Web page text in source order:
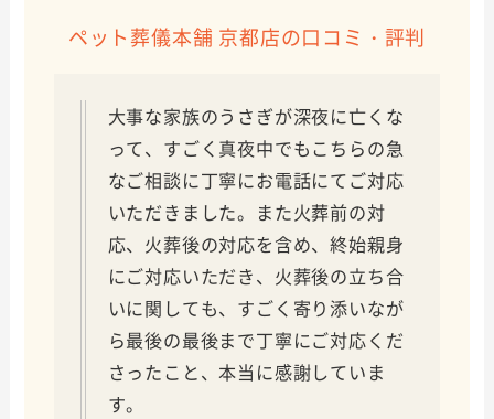
ペット葬儀本舗 京都店の口コミ・評判
大事な家族のうさぎが深夜に亡くな
って、すごく真夜中でもこちらの急
なご相談に丁寧にお電話にてご対応
いただきました。また火葬前の対
応、火葬後の対応を含め、終始親身
にご対応いただき、火葬後の立ち合
いに関しても、すごく寄り添いなが
ら最後の最後まで丁寧にご対応くだ
さったこと、本当に感謝していま
す。